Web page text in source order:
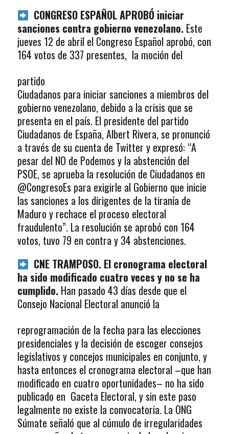
CONGRESO ESPAÑOL APROBÓ iniciar
sanciones contra gobierno venezolano.Este
jueves 12 de abril el Congreso Español aprobó, con
164 votos de 337 presentes, la moción del
partido
Ciudadanos para iniciar sanciones a miembros del
gobierno venezolano, debido a la crisis que se
presenta en el país. El presidente del partido
Ciudadanos de España, Albert Rivera, se pronunció
a través de su cuenta de Twitter y expresó: “A
pesar del NO de Podemos y la abstención del
PSOE, se aprueba la resolución de Ciudadanos en
@CongresoEs para exigirle al Gobierno que inicie
las sanciones a los dirigentes de la tiranía de
Maduro y rechace el proceso electoral
fraudulento”. La resolución se aprobó con 164
votos, tuvo 79 en contra y 34 abstenciones.
CNE TRAMPOSO. El cronograma electoral
ha sido modificado cuatro veces y no se ha
cumplido.Han pasado 43 días desde que el
Consejo Nacional Electoral anunció la
reprogramación de la fecha para las elecciones
presidenciales y la decisión de escoger consejos
legislativos y concejos municipales en conjunto, y
hasta entonces el cronograma electoral –que han
modificado en cuatro oportunidades– no ha sido
publicado en Gaceta Electoral, y sin este paso
legalmente no existe la convocatoria. La ONG
Súmate señaló que al cúmulo de irregularidades